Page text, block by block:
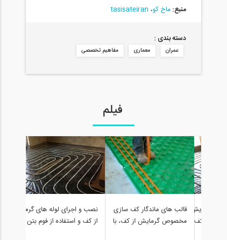
منبع: ماخ کو، tasisateiran
دسته بندی :
عمران معماری مفاهیم تخصصی
فیلم
گرمایش
فوم بتن کف
قالب های ماندگار کف سازی
مخصوص گرمایش از کف، با
نصب و اجرای لوله های گرمایش
از کف و استفاده از فوم بتن کف